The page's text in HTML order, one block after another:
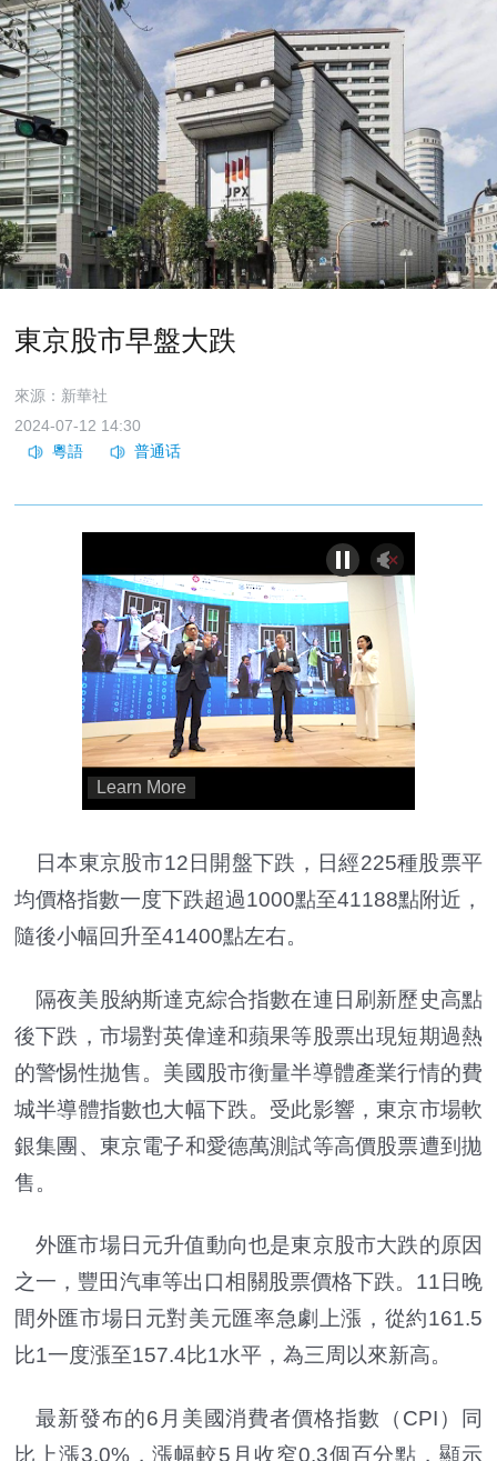
東京股市早盤大跌
來源：新華社
2024-07-12 14:30
日本東京股市12日開盤下跌，日經225種股票平
均價格指數一度下跌超過1000點至41188點附近，
隨後小幅回升至41400點左右。
隔夜美股納斯達克綜合指數在連日刷新歷史高點
後下跌，市場對英偉達和蘋果等股票出現短期過熱
的警惕性拋售。美國股市衡量半導體產業行情的費
城半導體指數也大幅下跌。受此影響，東京市場軟
銀集團、東京電子和愛德萬測試等高價股票遭到拋
售。
外匯市場日元升值動向也是東京股市大跌的原因
之一，豐田汽車等出口相關股票價格下跌。11日晚
間外匯市場日元對美元匯率急劇上漲，從約161.5
比1一度漲至157.4比1水平，為三周以來新高。
最新發布的6月美國消費者價格指數（CPI）同
比上漲3.0%，漲幅較5月收窄0.3個百分點，顯示